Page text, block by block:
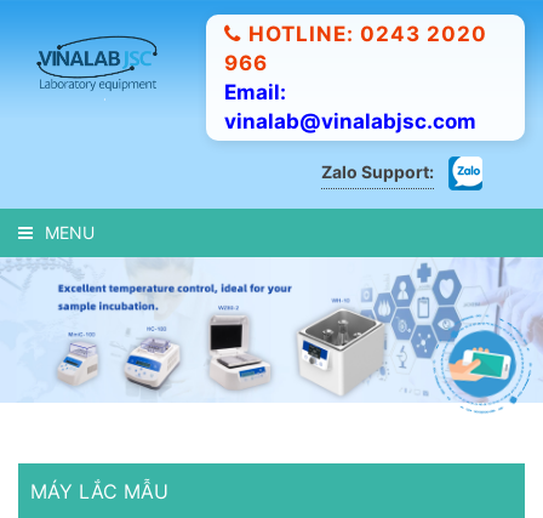
HOTLINE: 0243 2020
966
Email:
vinalab@vinalabjsc.com
Zalo Support:
MENU
MÁY LẮC MẪU